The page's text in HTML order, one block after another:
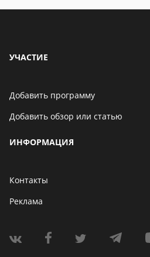
УЧАСТИЕ
Добавить программу
Добавить обзор или статью
ИНФОРМАЦИЯ
Контакты
Реклама